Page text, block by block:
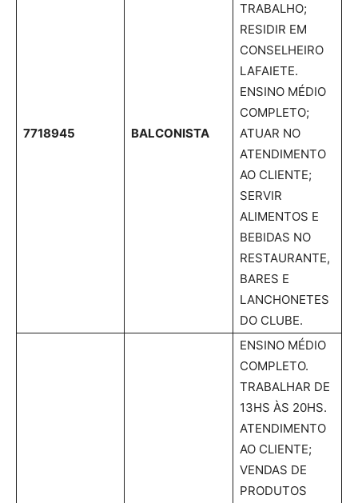
7718945 BALCONISTA
TRABALHO;
RESIDIR EM
CONSELHEIRO
LAFAIETE.
ENSINO MÉDIO
COMPLETO;
ATUAR NO
ATENDIMENTO
AO CLIENTE;
SERVIR
ALIMENTOS E
BEBIDAS NO
RESTAURANTE,
BARES E
LANCHONETES
DO CLUBE.
ENSINO MÉDIO
COMPLETO.
TRABALHAR DE
13HS ÀS 20HS.
ATENDIMENTO
AO CLIENTE;
VENDAS DE
PRODUTOS